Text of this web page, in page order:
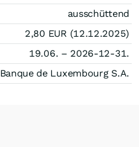
ausschüttend
2,80 EUR (12.12.2025)
19.06. – 2026-12-31.
Banque de Luxembourg S.A.